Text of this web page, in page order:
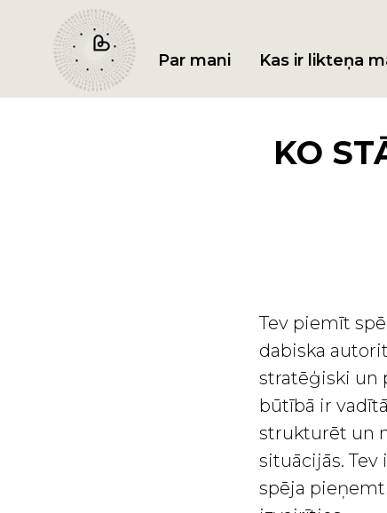
Par mani Kas ir likteņa
KO
Tev piemīt
dabiska
stratēģiski un
būtībā ir
strukturēt un
situācijās. Tev
spēja